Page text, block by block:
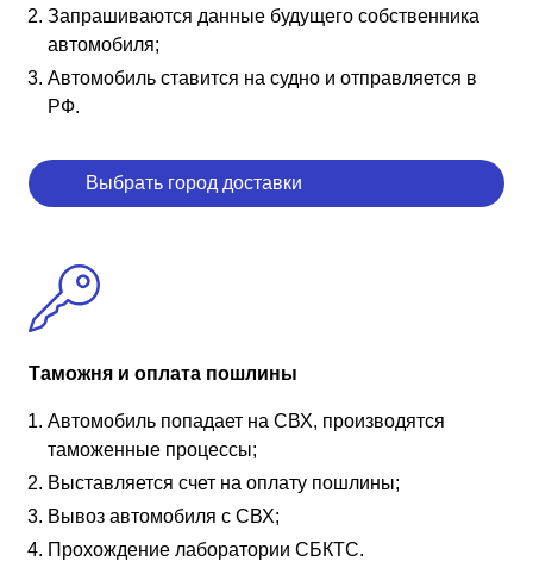
Запрашиваются данные будущего собственника
автомобиля;
Автомобиль ставится на судно и отправляется в
РФ.
Выбрать город доставки
Таможня и оплата пошлины
Автомобиль попадает на СВХ, производятся
таможенные процессы;
Выставляется счет на оплату пошлины;
Вывоз автомобиля с СВХ;
Прохождение лаборатории СБКТС.